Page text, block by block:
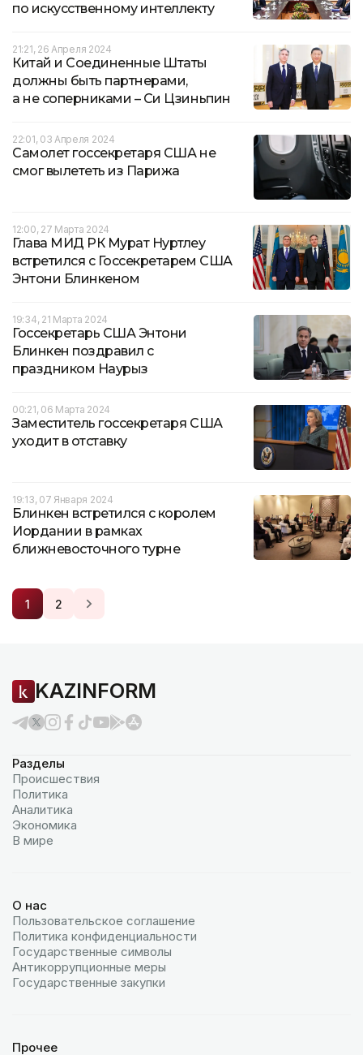
по искусственному интеллекту
21:21, 26 Апреля 2024
Китай и Соединенные Штаты
должны быть партнерами,
а не соперниками – Си Цзиньпин
22:01, 03 Апреля 2024
Самолет госсекретаря США не
смог вылететь из Парижа
12:00, 27 Марта 2024
Глава МИД РК Мурат Нуртлеу
встретился с Госсекретарем США
Энтони Блинкеном
19:34, 21 Марта 2024
Госсекретарь США Энтони
Блинкен поздравил с
праздником Наурыз
00:21, 06 Марта 2024
Заместитель госсекретаря США
уходит в отставку
19:13, 07 Января 2024
Блинкен встретился с королем
Иордании в рамках
ближневосточного турне
1 2
KAZINFORM
Разделы
Происшествия
Политика
Аналитика
Экономика
В мире
О нас
Пользовательское соглашение
Политика конфиденциальности
Государственные символы
Антикоррупционные меры
Государственные закупки
Прочее